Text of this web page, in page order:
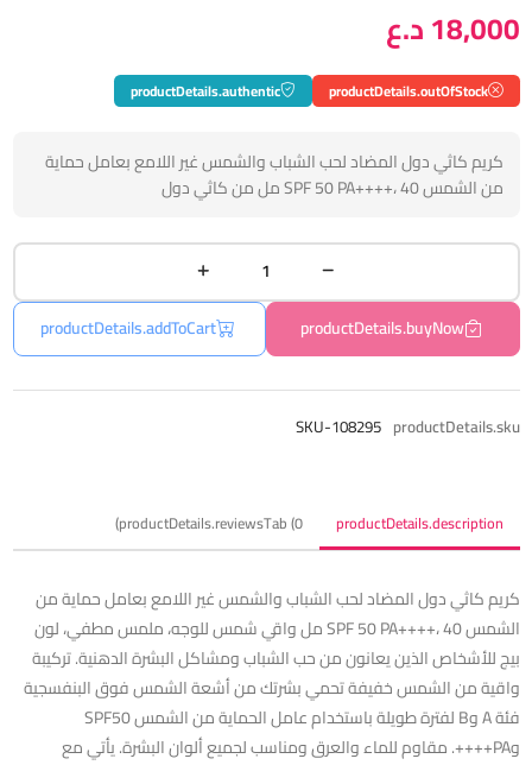
18,000 د.ع
productDetails.outOfStock
productDetails.authentic
كريم كاثي دول المضاد لحب الشباب والشمس غير اللامع بعامل حماية
من الشمس SPF 50 PA++++، 40 مل من كاثي دول
productDetails.buyNow
productDetails.addToCart
productDetails.sku
SKU-108295
productDetails.description
productDetails.reviewsTab (0)
كريم كاثي دول المضاد لحب الشباب والشمس غير اللامع بعامل حماية من
الشمس SPF 50 PA++++، 40 مل واقي شمس للوجه، ملمس مطفي، لون
بيج للأشخاص الذين يعانون من حب الشباب ومشاكل البشرة الدهنية. تركيبة
واقية من الشمس خفيفة تحمي بشرتك من أشعة الشمس فوق البنفسجية
فئة A وB لفترة طويلة باستخدام عامل الحماية من الشمس SPF50
وPA++++. مقاوم للماء والعرق ومناسب لجميع ألوان البشرة. يأتي مع